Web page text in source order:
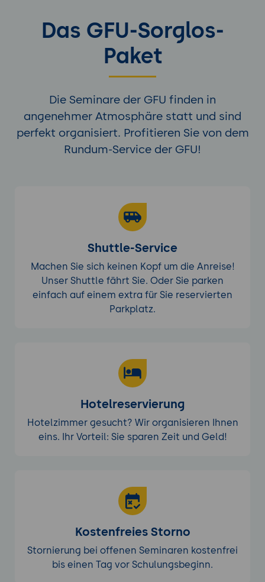
Das GFU-Sorglos-
Paket
Die Seminare der GFU finden in
angenehmer Atmosphäre statt und sind
perfekt organisiert. Profitieren Sie von dem
Rundum-Service der GFU!
Shuttle-Service
Machen Sie sich keinen Kopf um die Anreise!
Unser Shuttle fährt Sie. Oder Sie parken
einfach auf einem extra für Sie reservierten
Parkplatz.
Hotelreservierung
Hotelzimmer gesucht? Wir organisieren Ihnen
eins. Ihr Vorteil: Sie sparen Zeit und Geld!
Kostenfreies Storno
Stornierung bei offenen Seminaren kostenfrei
bis einen Tag vor Schulungsbeginn.